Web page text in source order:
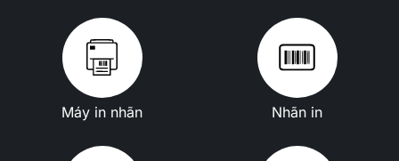
Máy in nhãn Nhãn in